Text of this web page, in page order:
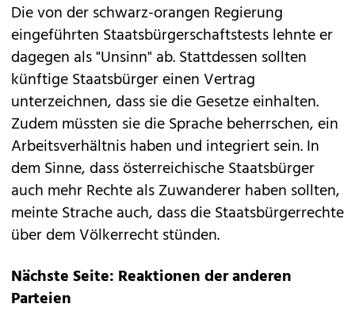
Die von der schwarz-orangen Regierung
eingeführten Staatsbürgerschaftstests lehnte er
dagegen als "Unsinn" ab. Stattdessen sollten
künftige Staatsbürger einen Vertrag
unterzeichnen, dass sie die Gesetze einhalten.
Zudem müssten sie die Sprache beherrschen, ein
Arbeitsverhältnis haben und integriert sein. In
dem Sinne, dass österreichische Staatsbürger
auch mehr Rechte als Zuwanderer haben sollten,
meinte Strache auch, dass die Staatsbürgerrechte
über dem Völkerrecht stünden.
Nächste Seite: Reaktionen der anderen
Parteien